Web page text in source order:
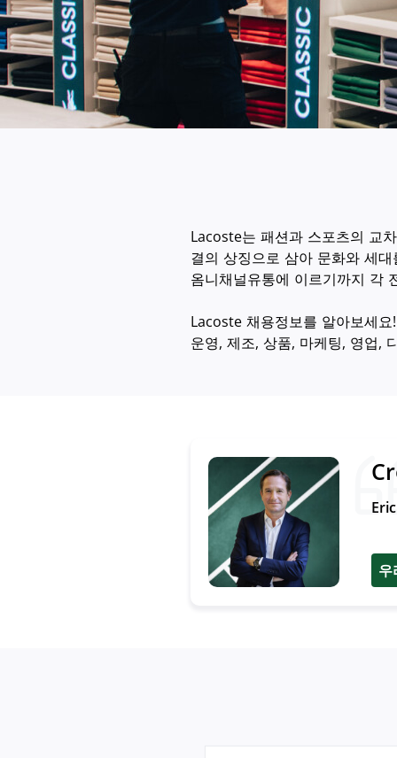
Lacoste는 패션과 스포츠의 교
결의 상징으로 삼아 문화와 세
옴니채널유통에 이르기까지 각
Lacoste 채용정보를 알아보세요!
운영, 제조, 상품, 마케팅, 영업,